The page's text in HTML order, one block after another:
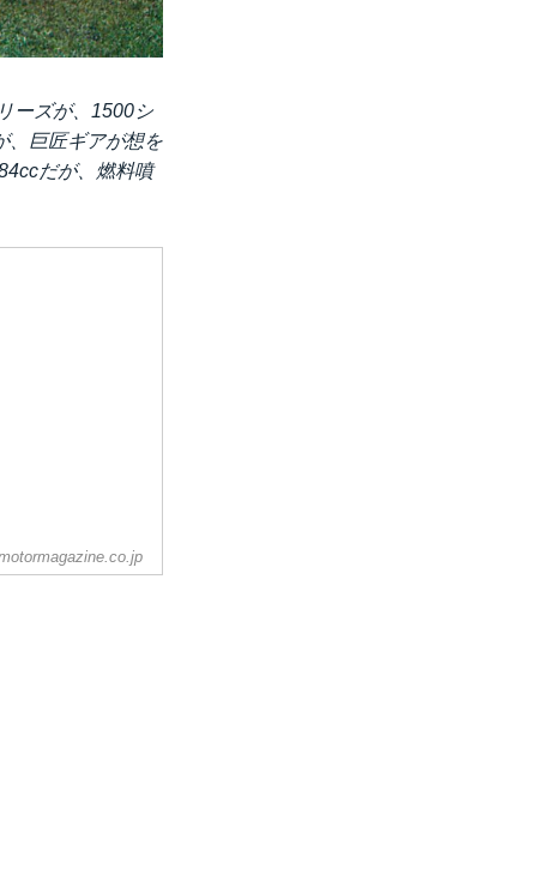
ーズが、1500シ
、巨匠ギアが想を
だが、燃料噴